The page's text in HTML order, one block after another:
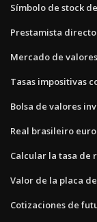
Símbolo de stock
Prestamista
Mercado de
Tasas impositivas
Bolsa de valores
Real brasileiro
Calcular la tasa de
Valor de la placa
Cotizaciones de